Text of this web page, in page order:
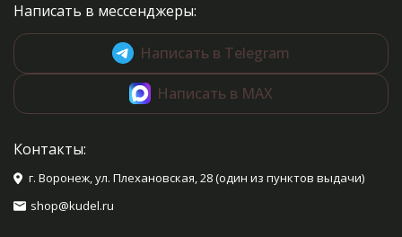
Написать в мессенджеры:
Написать в Telegram
Написать в MAX
Контакты:
г. Воронеж, ул. Плехановская, 28 (один из пунктов выдачи)
shop@kudel.ru